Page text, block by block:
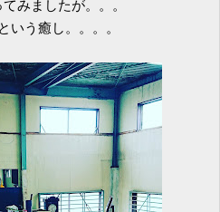
みましたが。。。
いう癒し。。。。